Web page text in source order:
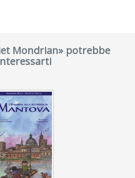
Mondrian» potrebbe